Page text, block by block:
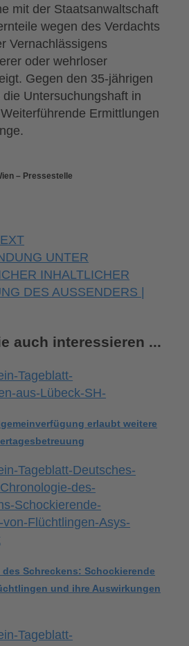
mit der Staatsanwaltschaft
wegen des Verdachts
Vernachlässigens
oder wehrloser
Gegen den 35-jährigen
Untersuchungshaft in
Ermittlungen
– Pressestelle
UNTER
INHALTLICHER
DES AUSSENDERS |
auch interessieren ...
erlaubt weitere
Schreckens: Schockierende
und ihre Auswirkungen